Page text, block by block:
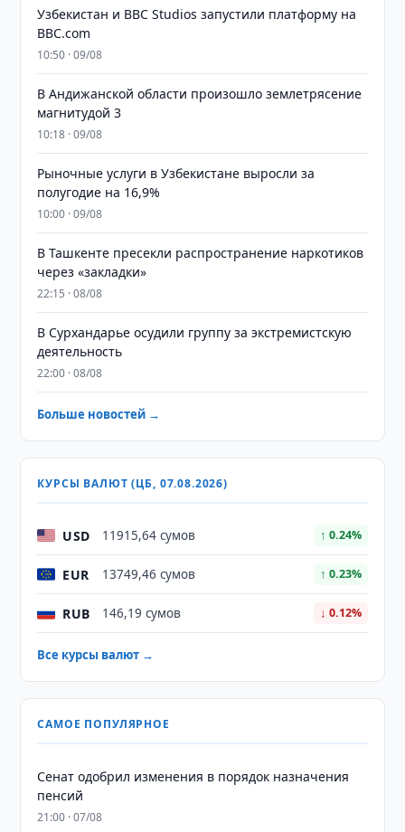
Узбекистан и BBC Studios запустили платформу на
BBC.com
10:50 · 09/08
В Андижанской области произошло землетрясение
магнитудой 3
10:18 · 09/08
Рыночные услуги в Узбекистане выросли за
полугодие на 16,9%
10:00 · 09/08
В Ташкенте пресекли распространение наркотиков
через «закладки»
22:15 · 08/08
В Сурхандарье осудили группу за экстремистскую
деятельность
22:00 · 08/08
Больше новостей →
КУРСЫ ВАЛЮТ (ЦБ, 07.08.2026)
USD 11915,64 сумов ↑ 0.24%
EUR 13749,46 сумов ↑ 0.23%
RUB 146,19 сумов ↓ 0.12%
Все курсы валют →
САМОЕ ПОПУЛЯРНОЕ
Сенат одобрил изменения в порядок назначения
пенсий
21:00 · 07/08